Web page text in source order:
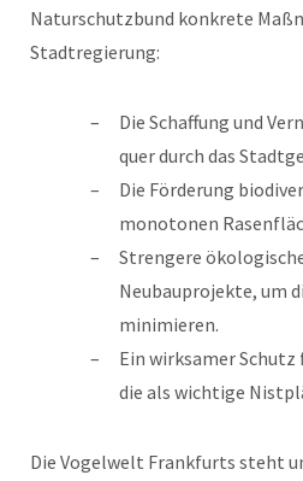
Naturschutzbund konkrete
Stadtregierung:
Die Schaffung und
quer durch das
Die Förderung
monotonen
Strengere
Neubauprojekte, um
minimieren.
Ein wirksamer
die als wichtige
Die Vogelwelt Frankfurts steht